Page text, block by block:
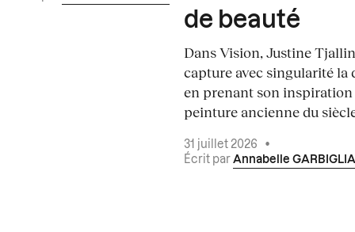
de beauté
Dans Vision, Justine
capture avec singularité la
en prenant son inspiration
peinture ancienne du
31 juillet 2026
•
Écrit par Annabelle GARBIGLIA